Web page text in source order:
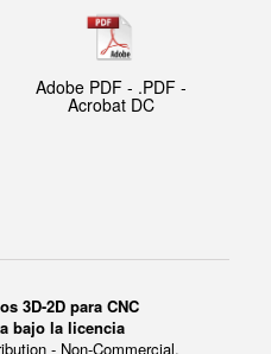
Adobe PDF - .PDF -
Acrobat DC
3D-2D para CNC
bajo la licencia
- Non-Commercial.